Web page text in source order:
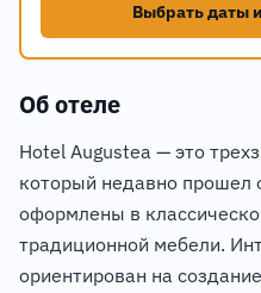
Выбрать даты
Об отеле
Hotel Augustea — это
который недавно прошел
оформлены в
традиционной мебели.
ориентирован на